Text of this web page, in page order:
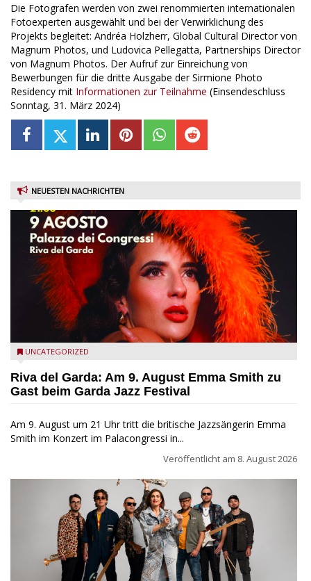
Die Fotografen werden von zwei renommierten internationalen
Fotoexperten ausgewählt und bei der Verwirklichung des
Projekts begleitet: Andréa Holzherr, Global Cultural Director von
Magnum Photos, und Ludovica Pellegatta, Partnerships Director
von Magnum Photos. Der Aufruf zur Einreichung von
Bewerbungen für die dritte Ausgabe der Sirmione Photo
Residency mit Informationen zur Teilnahme (Einsendeschluss
Sonntag, 31. März 2024)
NEUESTEN NACHRICHTEN
Riva del Garda - Emma Smith zu Gast beim Garda Jazz
UNCATEGORIZED
Riva del Garda: Am 9. August Emma Smith zu
Gast beim Garda Jazz Festival
Am 9. August um 21 Uhr tritt die britische Jazzsängerin Emma
Smith im Konzert im Palacongressi in...
Veröffentlicht am 8. August 2026